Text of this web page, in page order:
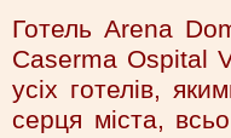
Готель Arena
Caserma Ospital
усіх готелів,
серця міста,